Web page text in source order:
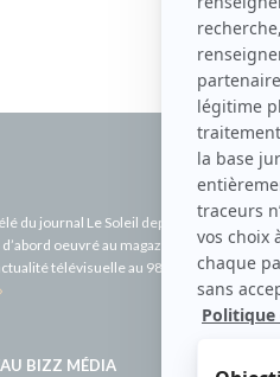
du journal Le Soleil depuis 2001,
oeuvré au magazine TV Hebdo
télévisuelle au 98,5.
BIZZ MÉDIA